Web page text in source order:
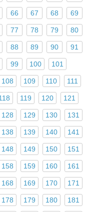
66 67 68 69
77 78 79 80
88 89 90 91
99 100 101
108 109 110 111
119 120 121
128 129 130 131
138 139 140 141
148 149 150 151
158 159 160 161
168 169 170 171
178 179 180 181